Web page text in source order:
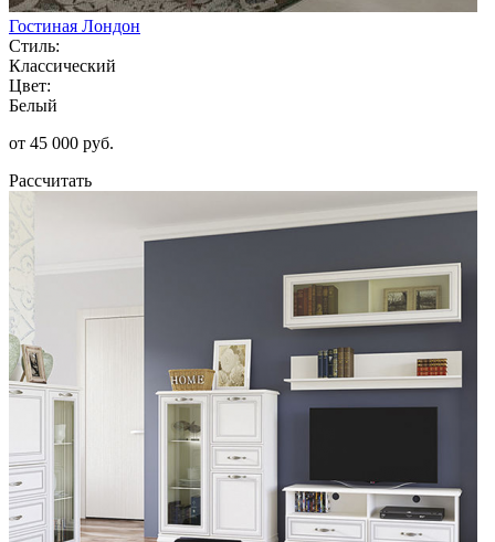
Гостиная Лондон
Стиль:
Классический
Цвет:
Белый
от 45 000 руб.
Рассчитать